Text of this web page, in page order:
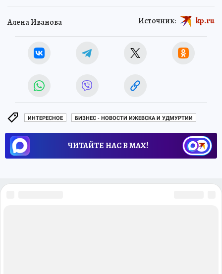
Алена Иванова Источник: kp.ru
ИНТЕРЕСНОЕ БИЗНЕС - НОВОСТИ ИЖЕВСКА И УДМУРТИИ
ЧИТАЙТЕ НАС В МАХ!